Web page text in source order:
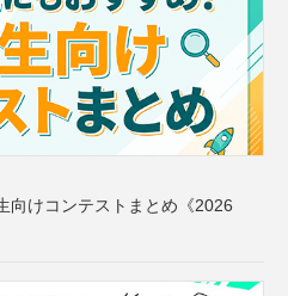
向けコンテストまとめ《2026